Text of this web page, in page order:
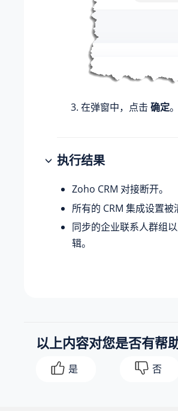
在弹窗中，点击 确定。
执行结果
Zoho CRM 对接断开。
所有的 CRM 集成设置被
同步的企业联系人群组
辑。
以上内容对您是否有帮
是 否